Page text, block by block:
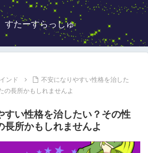
すたーすらっしゅ
ンド
不安になりやすい性格を治した
の長所かもしれませんよ
すい性格を治したい？その性
長所かもしれませんよ